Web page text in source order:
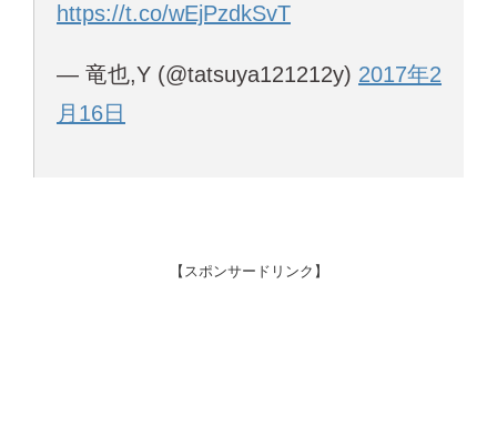
https://t.co/wEjPzdkSvT
— 竜也,Y (@tatsuya121212y) 2017年2
月16日
【スポンサードリンク】